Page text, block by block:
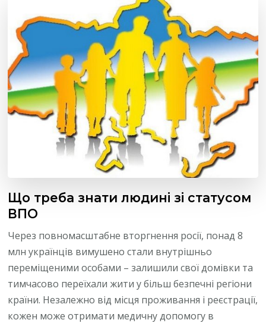
Що треба знати людині зі статусом
ВПО
Через повномасштабне вторгнення росії, понад 8
млн українців вимушено стали внутрішньо
переміщеними особами – залишили свої домівки та
тимчасово переїхали жити у більш безпечні регіони
країни. Незалежно від місця проживання і реєстрації,
кожен може отримати медичну допомогу в